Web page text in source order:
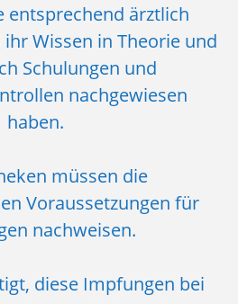
entsprechend ärztlich
Wissen in Theorie und
Schulungen und
nachgewiesen
haben.
müssen die
Voraussetzungen für
nachweisen.
diese Impfungen bei